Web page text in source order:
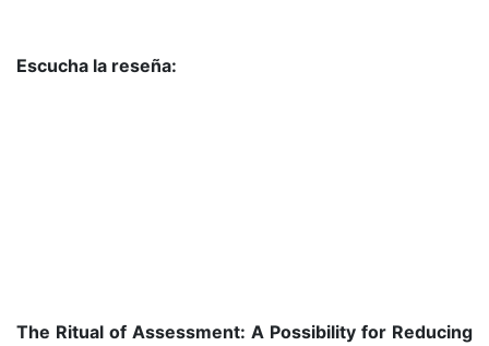
Escucha la reseña:
The Ritual of Assessment: A Possibility for Reducing